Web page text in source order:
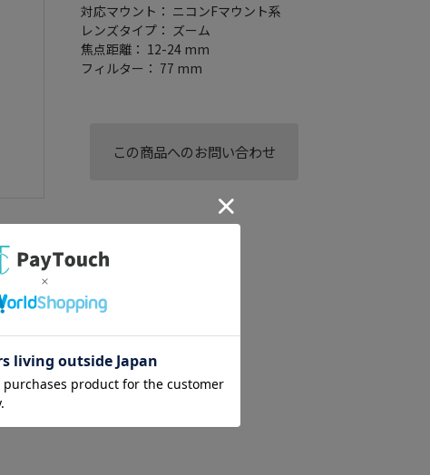
対応マウント： ニコンFマウント系
レンズタイプ： ズーム
焦点距離： 12-24 mm
フィルター： 77 mm
この商品へのお問い合わせ